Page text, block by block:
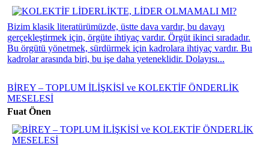
Bizim klasik literatürümüzde, üstte dava vardır, bu davayı
gerçekleştirmek için, örgüte ihtiyaç vardır. Örgüt ikinci sıradadır.
Bu örgütü yönetmek, sürdürmek için kadrolara ihtiyaç vardır. Bu
kadrolar arasında biri, bu işe daha yeteneklidir. Dolayısı...
BİREY – TOPLUM İLİŞKİSİ ve KOLEKTİF ÖNDERLİK
MESELESİ
Fuat Önen